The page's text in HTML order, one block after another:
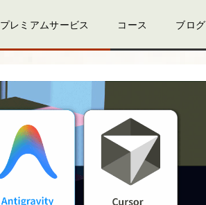
プレミアムサービス コース ブログ